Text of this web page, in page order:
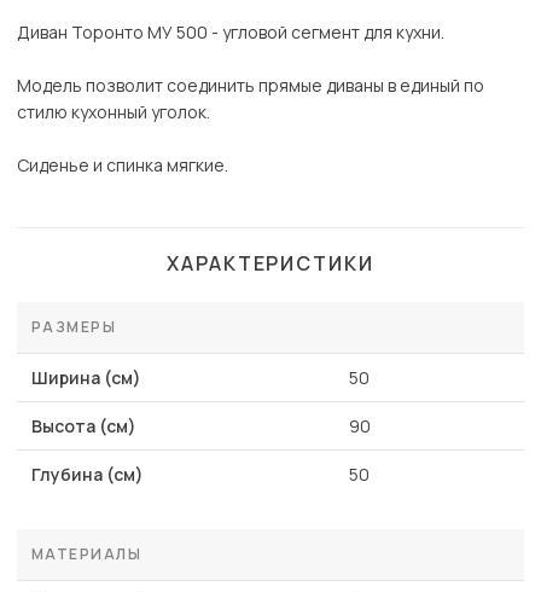
Диван Торонто МУ 500 - угловой сегмент для кухни.
Модель позволит соединить прямые диваны в единый по
стилю кухонный уголок.
Сиденье и спинка мягкие.
ХАРАКТЕРИСТИКИ
РАЗМЕРЫ
Ширина (см) 50
Высота (см) 90
Глубина (см) 50
МАТЕРИАЛЫ